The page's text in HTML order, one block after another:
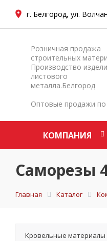
г. Белгород, ул.
Розничная продажа
строительных
Производство
листового
металла.Белгород
Оптовые продажи
КОМПАНИЯ
Саморезы
Главная Каталог
Кровельные материалы